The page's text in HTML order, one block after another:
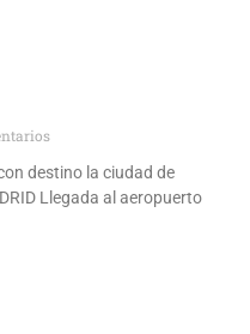
destino la ciudad de
Llegada al aeropuerto